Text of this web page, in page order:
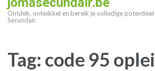
Ontdek, ontwikkel en bereik je volledige potentieel
Secundair.
Tag: code 95